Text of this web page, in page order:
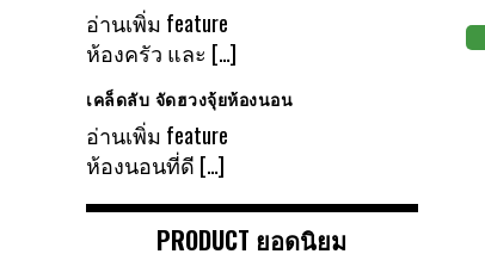
อ่านเพิ่ม feature
ห้องครัว และ […]
เคล็ดลับ จัดฮวงจุ้ยห้องนอน
อ่านเพิ่ม feature
ห้องนอนที่ดี […]
PRODUCT ยอดนิยม